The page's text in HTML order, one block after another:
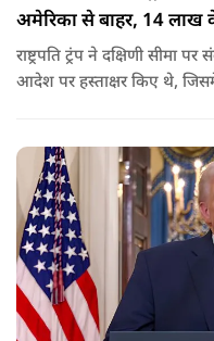
अमेरिका से बाहर, 14 लाख
राष्ट्रपति ट्रंप ने दक्षिणी सीमा
आदेश पर हस्ताक्षर किए थे,